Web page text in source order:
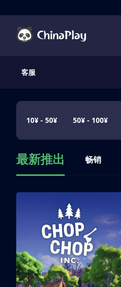
客服
10¥ - 50¥ 50¥ - 100¥
最新推出 畅销